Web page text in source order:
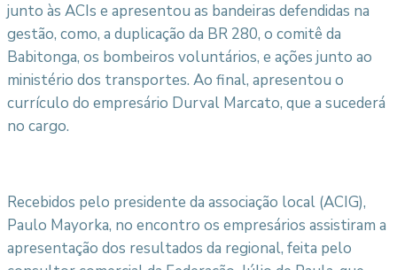
junto às ACIs e apresentou as bandeiras defendidas na
gestão, como, a duplicação da BR 280, o comitê da
Babitonga, os bombeiros voluntários, e ações junto ao
ministério dos transportes. Ao final, apresentou o
currículo do empresário Durval Marcato, que a sucederá
no cargo.
Recebidos pelo presidente da associação local (ACIG),
Paulo Mayorka, no encontro os empresários assistiram a
apresentação dos resultados da regional, feita pelo